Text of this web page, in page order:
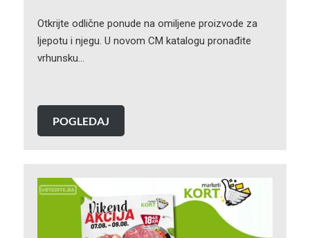
Otkrijte odlične ponude na omiljene proizvode za
ljepotu i njegu. U novom CM katalogu pronađite
vrhunsku…
POGLEDAJ